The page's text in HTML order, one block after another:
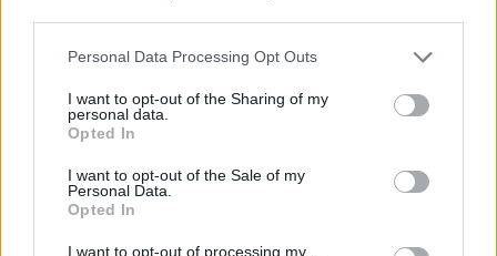
Please note that this website/app uses one or more Google
not limited to your visit or usage behaviour. You may click to
grant or deny consent to Google and its third-party tags to
use your data for below specified purposes in below Google
consent section.
Personal Data Processing Opt Outs
I want to opt-out of the Sharing of my
personal data.
Opted In
I want to opt-out of the Sale of my
Personal Data.
Opted In
I want to opt-out of processing my
destinati al Senegal
NOTIZIE